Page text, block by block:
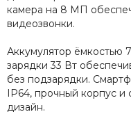
камера на 8 МП
видеозвонки.
Аккумулятор ёмкостью
зарядки 33 Вт
без подзарядки.
IP64, прочный корпус
дизайн.